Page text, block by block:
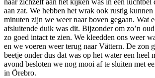
naar zichzelf aan het kijken was in een luchtbel
aan zat. We hebben het wrak ook rustig
minuten zijn we weer naar boven gegaan. Wat
afsluitende duik was dit. Bijzonder om zo’n
zo goed intact te zien. We kleedden ons weer
en we voeren weer terug naar Vättern. De zon
beetje onder dus dat was op het water een
avond besloten we nog mooi af te sluiten met
in Örebro.